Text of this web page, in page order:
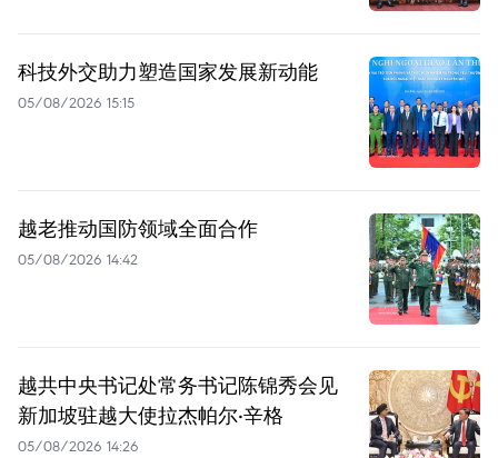
科技外交助力塑造国家发展新动能
05/08/2026 15:15
越老推动国防领域全面合作
05/08/2026 14:42
越共中央书记处常务书记陈锦秀会见
新加坡驻越大使拉杰帕尔·辛格
05/08/2026 14:26